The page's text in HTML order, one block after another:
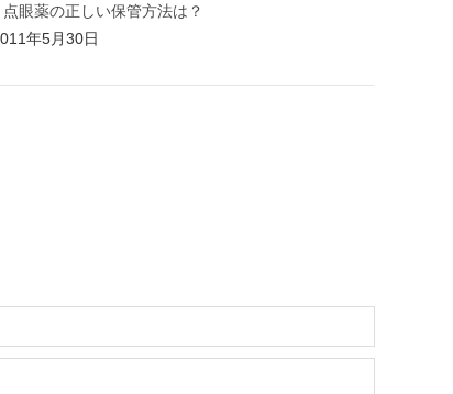
点眼薬の正しい保管方法は？
年5月30日